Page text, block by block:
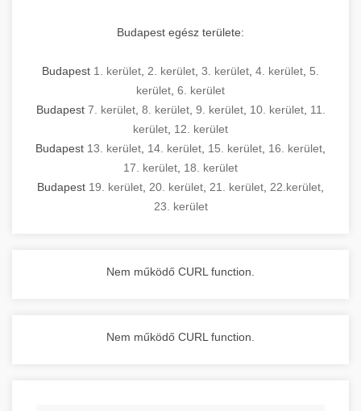
Budapest egész területe:
Budapest 1. kerület 2. kerület 3. kerület 4. kerület 5.
kerület 6. kerület
Budapest 7. kerület, 8. kerület, 9. kerület, 10. kerület, 11.
kerület 12. kerület
Budapest 13. kerület 14. kerület 15. kerület 16. kerület
17. kerület 18. kerület
Budapest 19. kerület 20. kerület 21. kerület 22.kerület
23. kerület
Nem működő CURL function.
Nem működő CURL function.